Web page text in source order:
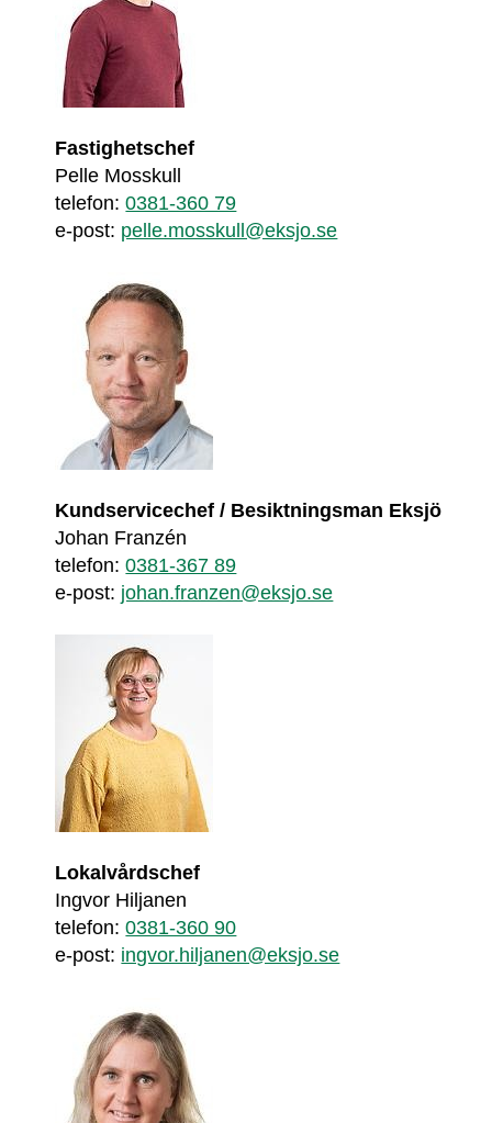
Fastighetschef
Pelle Mosskull
telefon: 0381-360 79
e-post: pelle.mosskull@eksjo.se
Kundservicechef / Besiktningsman Eksjö
Johan Franzén
telefon: 0381-367 89
e-post: johan.franzen@eksjo.se
Lokalvårdschef
Ingvor Hiljanen
telefon: 0381-360 90
e-post: ingvor.hiljanen@eksjo.se